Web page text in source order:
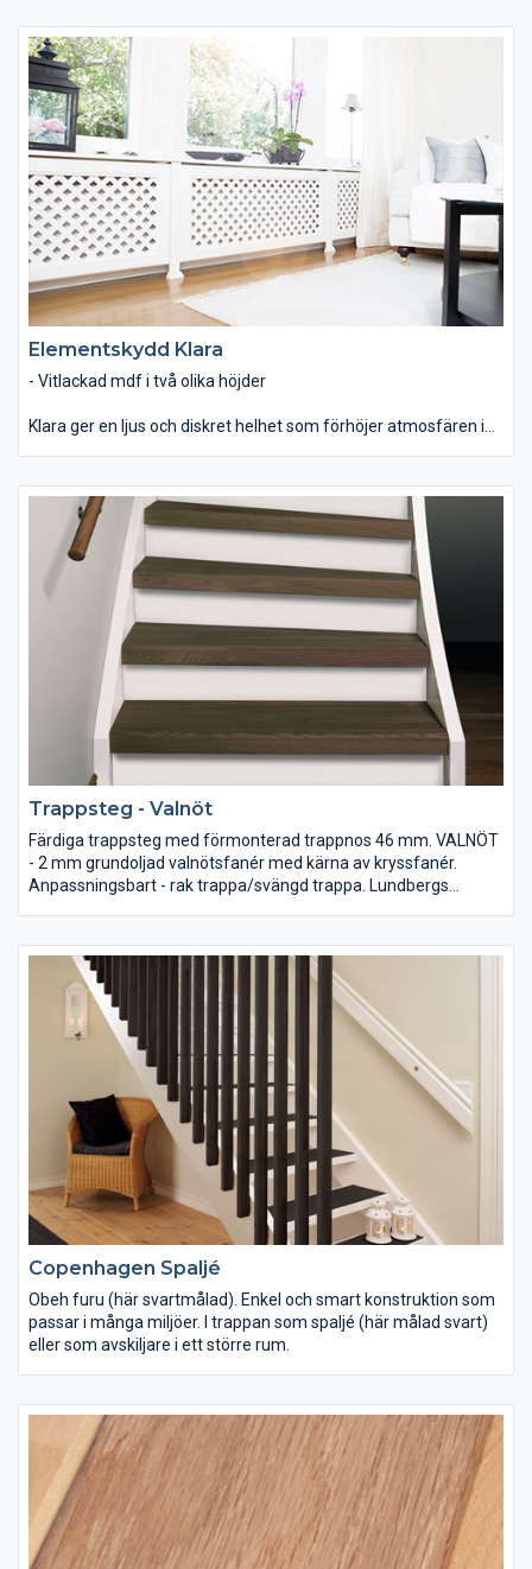
stärka enkelheten eller utnyttja det för att bryta av mot resten
av interiören.
Elementskydd Klara
- Vitlackad mdf i två olika höjder
Klara ger en ljus och diskret helhet som förhöjer atmosfären i
stilar såsom shabby chic, lantligt eller klassiskt.
Trappsteg - Valnöt
Färdiga trappsteg med förmonterad trappnos 46 mm. VALNÖT
- 2 mm grundoljad valnötsfanér med kärna av kryssfanér.
Anpassningsbart - rak trappa/svängd trappa. Lundbergs
Copenhagen Spaljé
Obeh furu (här svartmålad). Enkel och smart konstruktion som
passar i många miljöer. I trappan som spaljé (här målad svart)
eller som avskiljare i ett större rum.